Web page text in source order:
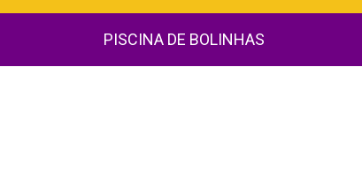
PISCINA DE BOLINHAS